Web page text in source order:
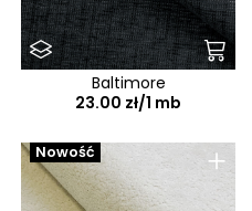
Baltimore
23.00 zł/1 mb
+
Nowość